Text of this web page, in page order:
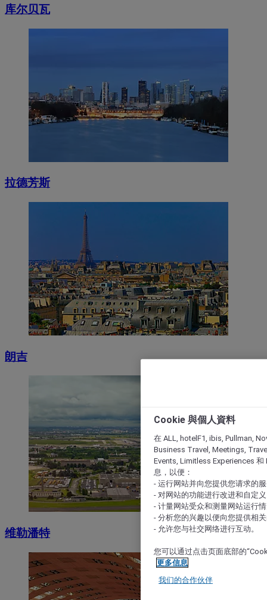
库尔贝瓦
拉德芳斯
朗吉
维勒潘特
Cookie 與個人資料
在 ALL, hotelF1, ibis, Pullman,
Business Travel, Meetings,
Events, Limitless Experiences 和
息，以便：
- 运行网站并向您提供您请求的
- 对网站的功能进行改进和自定义
- 计量网站受众和测量网站运行
- 分析您的兴趣以便向您提供相
- 允许您与社交网络进行互动。
您可以通过点击页面底部的
更多信息
我们的合作伙伴